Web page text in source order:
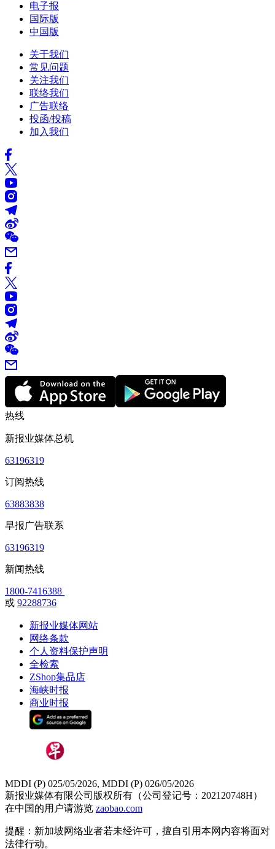
电子报
国际版
中国版
关于我们
常见问题
关注我们
联络我们
广告联络
投函/投稿
加入我们
热线
新报业媒体总机
63196319
订阅热线
63883838
早报广告联系
63196319
新闻热线
1800-7416388
或 92288736
新报业媒体网站
网络条款
个人资料保护声明
全检索
ZShop集品店
海峡时报
商业时报
MDDI (P) 025/05/2026, MDDI (P) 026/05/2026
新报业媒体有限公司版权所有（公司登记号：202120748H）
在中国的用户请游览 zaobao.com
提醒：新加坡网络业者若未经许可，擅自引用本网内容将面对
法律行动。